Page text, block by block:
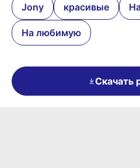
Jony красивые
На любимую
Скачать